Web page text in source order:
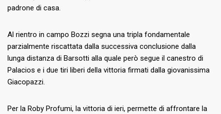
padrone di casa.
Al rientro in campo Bozzi segna una tripla fondamentale
parzialmente riscattata dalla successiva conclusione dalla
lunga distanza di Barsotti alla quale però segue il canestro di
Palacios e i due tiri liberi della vittoria firmati dalla giovanissima
Giacopazzi.
Per la Roby Profumi, la vittoria di ieri, permette di affrontare la